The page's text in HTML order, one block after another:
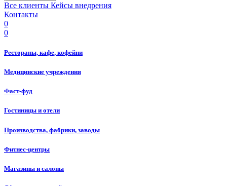
Все клиенты Кейсы внедрения
Контакты
0
0
Рестораны, кафе, кофейни
Медицинские учреждения
Фаст-фуд
Гостиницы и отели
Производства, фабрики, заводы
Фитнес-центры
Магазины и салоны